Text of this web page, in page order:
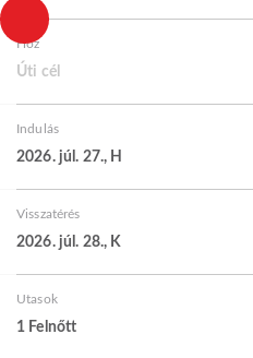
Hoz
Úti cél
Indulás
2026. júl. 27., H
Visszatérés
2026. júl. 28., K
Utasok
1 Felnőtt